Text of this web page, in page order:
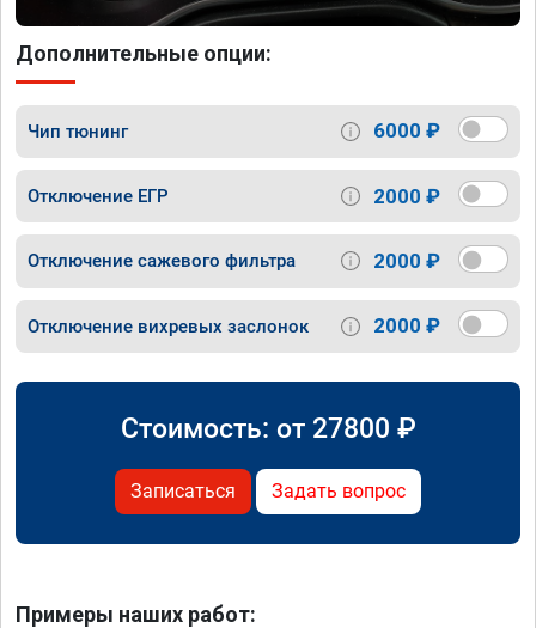
Дополнительные опции:
Чип тюнинг 6000 ₽
Отключение ЕГР 2000 ₽
Отключение сажевого фильтра 2000 ₽
Отключение вихревых заслонок 2000 ₽
Стоимость: от 27800 ₽
Записаться Задать вопрос
Примеры наших работ: